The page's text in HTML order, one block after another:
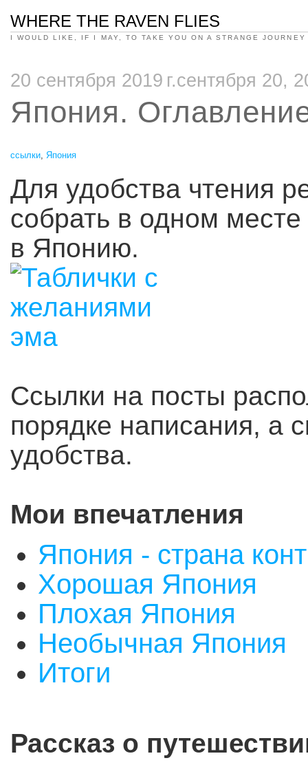
WHERE THE RAVEN FLIES
I WOULD LIKE, IF I MAY, TO TAKE YOU ON A STRANGE JOURNEY
20 сентября 2019 г.сентября 20,
Япония.
ссылки Япония
Для удобства чтения
собрать в одном
в Японию.
Ссылки на посты
порядке написания, а
удобства.
Мои впечатления
Япония - страна
Хорошая Япония
Плохая Япония
Необычная Япония
Итоги
Рассказ о